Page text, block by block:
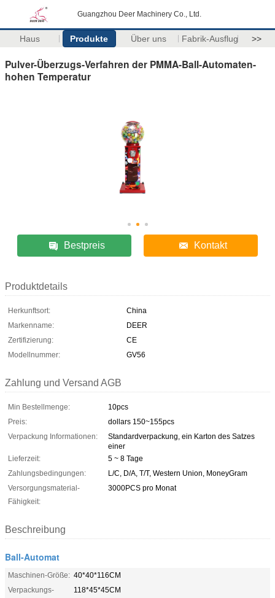
Guangzhou Deer Machinery Co., Ltd.
Haus Produkte Über uns Fabrik-Ausflug >>
Pulver-Überzugs-Verfahren der PMMA-Ball-Automaten-
hohen Temperatur
Bestpreis Kontakt
Produktdetails
Herkunftsort:
China
Markenname:
DEER
Zertifizierung:
CE
Modellnummer:
GV56
Zahlung und Versand AGB
Min Bestellmenge:
10pcs
Preis:
dollars 150~155pcs
Verpackung Informationen:
Standardverpackung, ein Karton des Satzes
einer
Lieferzeit:
5 ~ 8 Tage
Zahlungsbedingungen:
L/C, D/A, T/T, Western Union, MoneyGram
Versorgungsmaterial-
Fähigkeit:
3000PCS pro Monat
Beschreibung
Ball-Automat
Maschinen-Größe: 40*40*116CM
Verpackungs-
118*45*45CM